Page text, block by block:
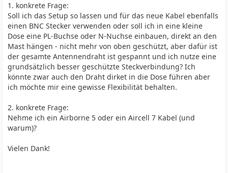
1. konkrete Frage:
Soll ich das Setup so lassen und für das neue Kabel ebenfalls
einen BNC Stecker verwenden oder soll ich in eine kleine
Dose eine PL-Buchse oder N-Nuchse einbauen, direkt an den
Mast hängen - nicht mehr von oben geschützt, aber dafür ist
der gesamte Antennendraht ist gespannt und ich nutze eine
grundsätzlich besser geschützte Steckverbindung? Ich
könnte zwar auch den Draht dirket in die Dose führen aber
ich möchte mir eine gewisse Flexibilität behalten.
2. konkrete Frage:
Nehme ich ein Airborne 5 oder ein Aircell 7 Kabel (und
warum)?
Vielen Dank!